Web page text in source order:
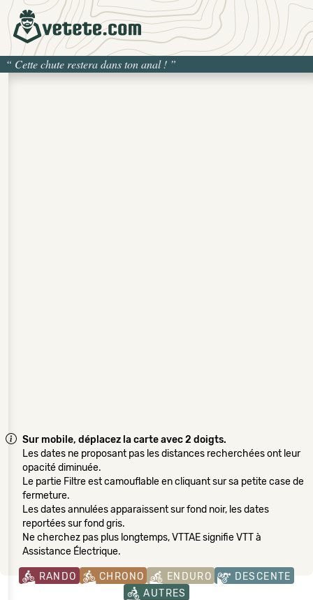
“ Cette chute restera dans ton anal ! ”
Sur mobile, déplacez la carte avec 2 doigts.
Les dates ne proposant pas les distances recherchées ont leur
opacité diminuée.
Le partie Filtre est camouflable en cliquant sur sa petite case de
fermeture.
Les dates annulées apparaissent sur fond noir, les dates
reportées sur fond gris.
Ne cherchez pas plus longtemps, VTTAE signifie VTT à
Assistance Électrique.
RANDO CHRONO ENDURO
DESCENTE
AUTRES